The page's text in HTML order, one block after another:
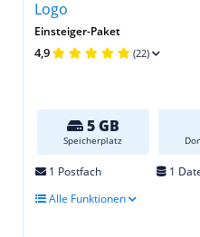
Einsteiger-Paket
4,9 (22)
5 GB
Speicherplatz
1 Postfach 1
Alle Funktionen